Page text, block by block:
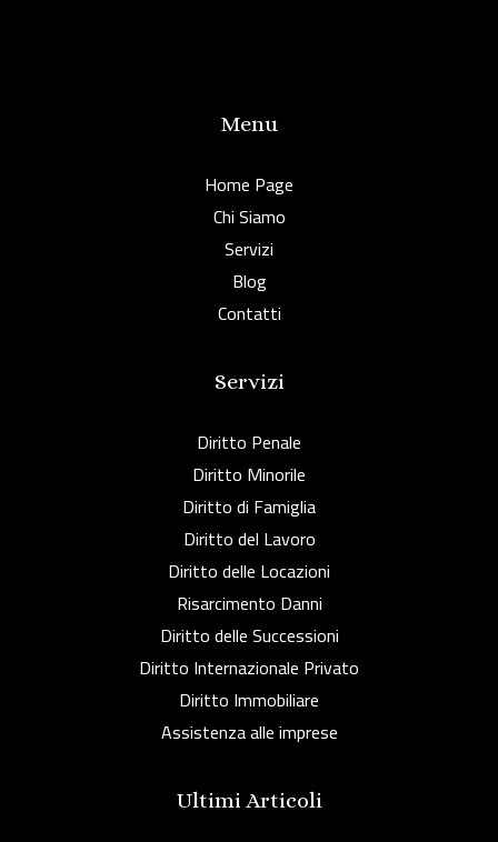
Menu
Home Page
Chi Siamo
Servizi
Blog
Contatti
Servizi
Diritto Penale
Diritto Minorile
Diritto di Famiglia
Diritto del Lavoro
Diritto delle Locazioni
Risarcimento Danni
Diritto delle Successioni
Diritto Internazionale Privato
Diritto Immobiliare
Assistenza alle imprese
Ultimi Articoli